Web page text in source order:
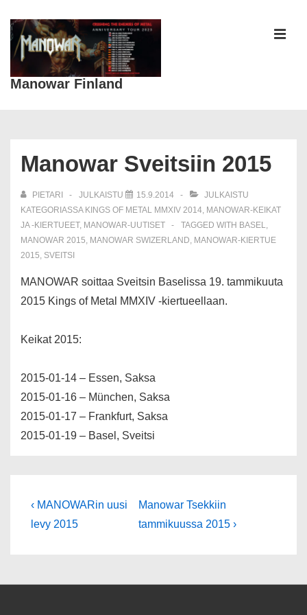
Siirry
pääsisältöön
Manowar Finland
Manowar Sveitsiin 2015
PIETARI JULKAISTU 15.9.2014
JULKAISTU
KATEGORIASSA KINGS OF METAL MMXIV 2014, MANOWAR-KEIKAT
JA -KIERTUEET, MANOWAR-UUTISET TAGGED WITH BASEL,
MANOWAR 2015, MANOWAR SWIZERLAND, MANOWAR-KIERTUE
2015, SVEITSI
MANOWAR soittaa Sveitsin Baselissa 19. tammikuuta
2015 Kings of Metal MMXIV -kiertueellaan.
Keikat 2015:
2015-01-14 – Essen, Saksa
2015-01-16 – München, Saksa
2015-01-17 – Frankfurt, Saksa
2015-01-19 – Basel, Sveitsi
Artikkelien
selaus
Edellinen
‹ MANOWARin uusi
levy 2015
Seuraava
artikkeli
Manowar Tsekkiin
tammikuussa 2015 ›